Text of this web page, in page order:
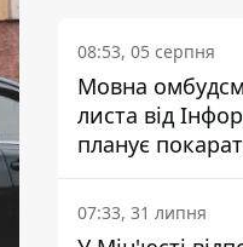
08:53, 05 серпня
Мовна
листа від
планує
підрядника
07:33, 31 липня